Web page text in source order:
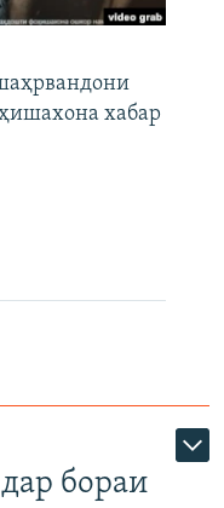
хабар
бораи